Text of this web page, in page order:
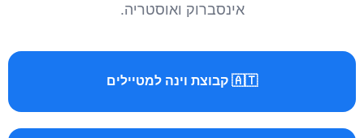
אינסברוק ואוסטריה.
🇦🇹 קבוצת וינה למטיילים